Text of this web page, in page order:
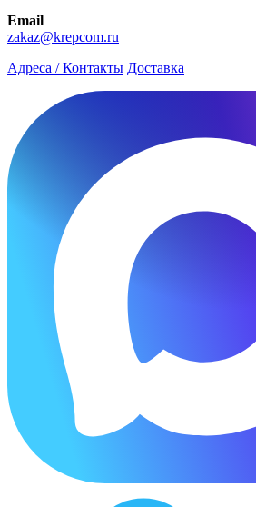
Email
zakaz@krepcom.ru
Адреса / Контакты Доставка